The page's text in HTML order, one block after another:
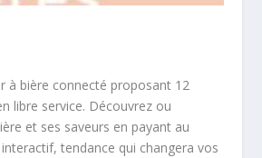
à bière connecté proposant 12
libre service. Découvrez ou
et ses saveurs en payant au
tendance qui changera vos